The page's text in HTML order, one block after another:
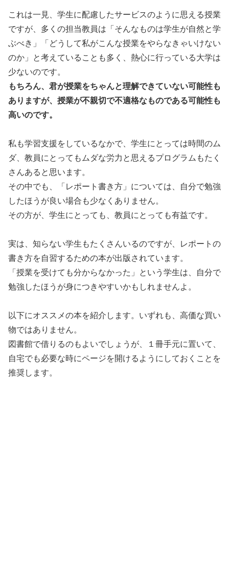
これは一見、学生に配慮したサービスのように思える授業
ですが、多くの担当教員は「そんなものは学生が自然と学
ぶべき」「どうして私がこんな授業をやらなきゃいけない
のか」と考えていることも多く、熱心に行っている大学は
少ないのです。
もちろん、君が授業をちゃんと理解できていない可能性も
ありますが、授業が不親切で不適格なものである可能性も
高いのです。
私も学習支援をしているなかで、学生にとっては時間のム
ダ、教員にとってもムダな労力と思えるプログラムもたく
さんあると思います。
その中でも、「レポート書き方」については、自分で勉強
したほうが良い場合も少なくありません。
その方が、学生にとっても、教員にとっても有益です。
実は、知らない学生もたくさんいるのですが、レポートの
書き方を自習するための本が出版されています。
「授業を受けても分からなかった」という学生は、自分で
勉強したほうが身につきやすいかもしれませんよ。
以下にオススメの本を紹介します。いずれも、高価な買い
物ではありません。
図書館で借りるのもよいでしょうが、１冊手元に置いて、
自宅でも必要な時にページを開けるようにしておくことを
推奨します。